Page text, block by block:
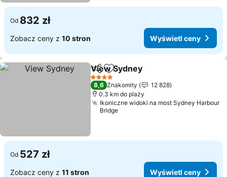
Od 832 zł
Zobacz ceny z 10 stron Wyświetl ceny
Udostępnij
Dodaj do ulubionych
View Sydney
4 Kategoria
8,6 Znakomity
12 828
0.3 km do plaży
Ikoniczne widoki na most Sydney Harbour
Bridge
Od 527 zł
Zobacz ceny z 11 stron Wyświetl ceny